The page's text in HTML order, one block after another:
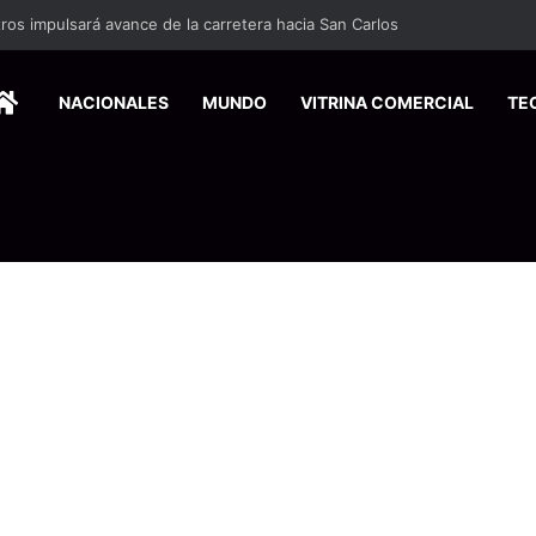
impulsará avance de la carretera hacia San Carlos
HOMENACIONALES MUNDO VITRINA COMERCIAL